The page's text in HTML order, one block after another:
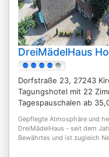
DreiMädelHaus
Dorfstraße 23, 27243
Tagungshotel mit 22
Tagespauschalen ab
Gepflegte Atmosphäre und
DreiMädelHaus - seit dem
Bewährtes und ist zugleich